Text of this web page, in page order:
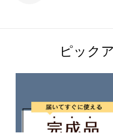
ピック